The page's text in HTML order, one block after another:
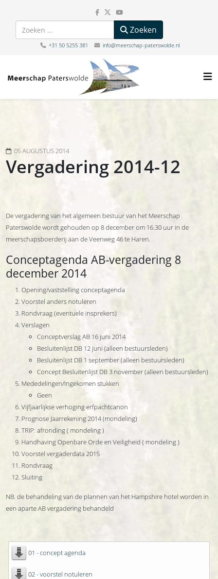
Zoeken Zoeken
+31 50 5255 381 info@meerschap-paterswolde.nl
05 AUGUSTUS 2014
Vergadering 2014-12
De vergadering van het algemeen bestuur van het Meerschap
Paterswolde wordt gehouden op 8 december om 16.30 uur in de
meerschapsboerderij aan de Veenweg 46 te Haren.
Conceptagenda AB-vergadering 8
december 2014
Opening/vaststelling conceptagenda
Voorstel anders notuleren
Rondvraag (eventuele insprekers)
Verslagen
Conceptverslag AB 16 juni 2014
Besluitenlijst DB 12 juni (alleen bestuursleden)
Besluitenlijst DB 1 september (alleen bestuursleden)
Concept Besluitenlijst DB 3 november (alleen bestuursleden)
Mededelingen/Ingekomen stukken
Geen
Vijfjaarlijkse verhoging erfpachtcanon
Prognose Jaarrekening 2014 (mondeling)
TRIP: afronding ( mondeling )
Handhaving Openbare Orde en Veiligheid ( mondeling )
Voorstel vergaderdata 2015
Rondvraag
Sluiting
NB. de behandeling van de plannen van het Hampshire hotel worden in
een aparte AB vergadering behandeld
01 - concept agenda
02 - voorstel notuleren